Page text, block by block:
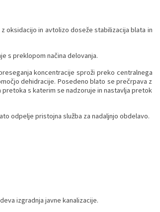
oksidacijo in avtolizo doseže stabilizacija blata in
s preklopom načina delovanja.
koncentracije sproži preko centralnega
dehidracije. Posedeno blato se prečrpava z
s katerim se nadzoruje in nastavlja pretok
odpelje pristojna služba za nadaljnjo obdelavo.
izgradnja javne kanalizacije.